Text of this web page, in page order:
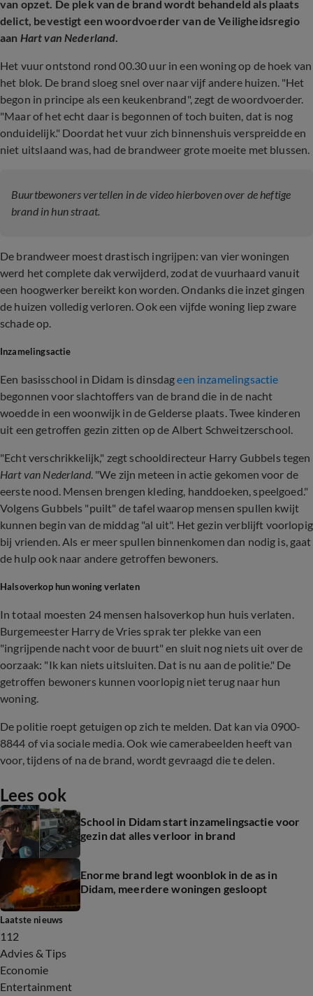
van opzet. De plek van de brand wordt behandeld als plaats
delict, bevestigt een woordvoerder van de Veiligheidsregio
aan Hart van Nederland.
Het vuur ontstond rond 00.30 uur in een woning op de hoek van
het blok. De brand sloeg snel over naar vijf andere huizen. "Het
begon in principe als een keukenbrand", zegt de woordvoerder.
"Maar of het echt daar is begonnen of toch buiten, dat is nog
onduidelijk." Doordat het vuur zich binnenshuis verspreidde en
niet uitslaand was, had de brandweer grote moeite met blussen.
Buurtbewoners vertellen in de video hierboven over de heftige
brand in hun straat.
De brandweer moest drastisch ingrijpen: van vier woningen
werd het complete dak verwijderd, zodat de vuurhaard vanuit
een hoogwerker bereikt kon worden. Ondanks die inzet gingen
de huizen volledig verloren. Ook een vijfde woning liep zware
schade op.
Inzamelingsactie
Een basisschool in Didam is dinsdageen inzamelingsactie
begonnen voor slachtoffers van de brand die in de nacht
woedde in een woonwijk in de Gelderse plaats. Twee kinderen
uit een getroffen gezin zitten op de Albert Schweitzerschool.
"Echt verschrikkelijk," zegt schooldirecteur Harry Gubbels tegen
Hart van Nederland. "We zijn meteen in actie gekomen voor de
eerste nood. Mensen brengen kleding, handdoeken, speelgoed."
Volgens Gubbels "puilt" de tafel waarop mensen spullen kwijt
kunnen begin van de middag "al uit". Het gezin verblijft voorlopig
bij vrienden. Als er meer spullen binnenkomen dan nodig is, gaat
de hulp ook naar andere getroffen bewoners.
Halsoverkop hun woning verlaten
In totaal moesten 24 mensen halsoverkop hun huis verlaten.
Burgemeester Harry de Vries sprak ter plekke van een
"ingrijpende nacht voor de buurt" en sluit nog niets uit over de
oorzaak: "Ik kan niets uitsluiten. Dat is nu aan de politie." De
getroffen bewoners kunnen voorlopig niet terug naar hun
woning.
De politie roept getuigen op zich te melden. Dat kan via 0900-
8844 of via sociale media. Ook wie camerabeelden heeft van
voor, tijdens of na de brand, wordt gevraagd die te delen.
Lees ook
School in Didam start inzamelingsactie voor
gezin dat alles verloor in brand
Enorme brand legt woonblok in de as in
Didam, meerdere woningen gesloopt
Laatste nieuws
112
Advies & Tips
Economie
Entertainment